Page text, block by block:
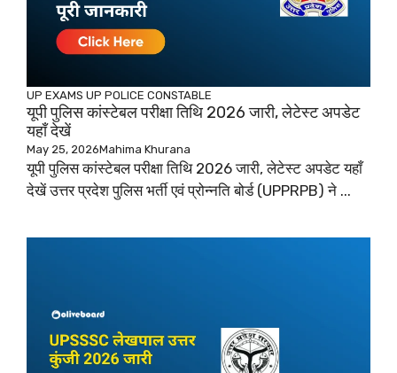
UP EXAMS UP POLICE CONSTABLE
यूपी पुलिस कांस्टेबल परीक्षा तिथि 2026 जारी, लेटेस्ट अपडेट
यहाँ देखें
May 25, 2026Mahima Khurana
यूपी पुलिस कांस्टेबल परीक्षा तिथि 2026 जारी, लेटेस्ट अपडेट यहाँ
देखें उत्तर प्रदेश पुलिस भर्ती एवं प्रोन्नति बोर्ड (UPPRPB) ने ...